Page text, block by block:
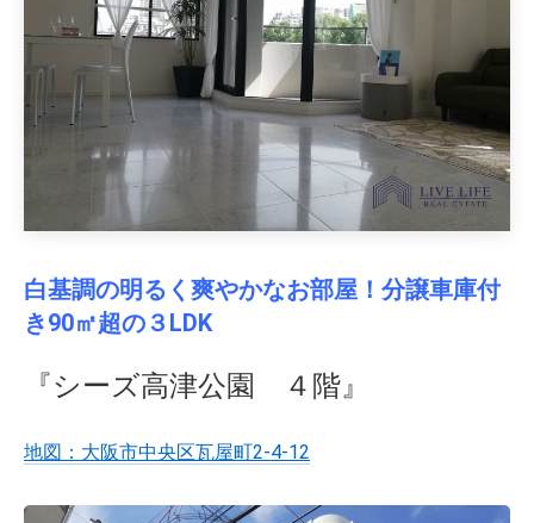
白基調の明るく爽やかなお部屋！分譲車庫付
き90㎡超の３LDK
『シーズ高津公園 ４階』
地図：大阪市中央区瓦屋町2-4-12